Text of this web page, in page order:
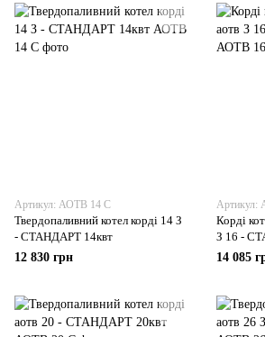
Артикул: АОТВ 14 С
Твердопаливний котел корді 14 З
- СТАНДАРТ 14квт
12 830 грн
Артикул:
Корді
З 16 -
14 085